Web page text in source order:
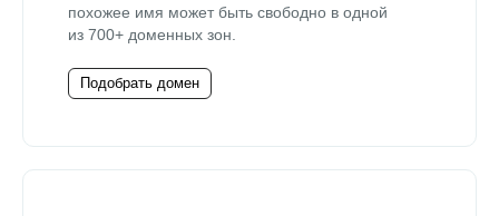
похожее имя может быть свободно в одной
из 700+ доменных зон.
Подобрать домен